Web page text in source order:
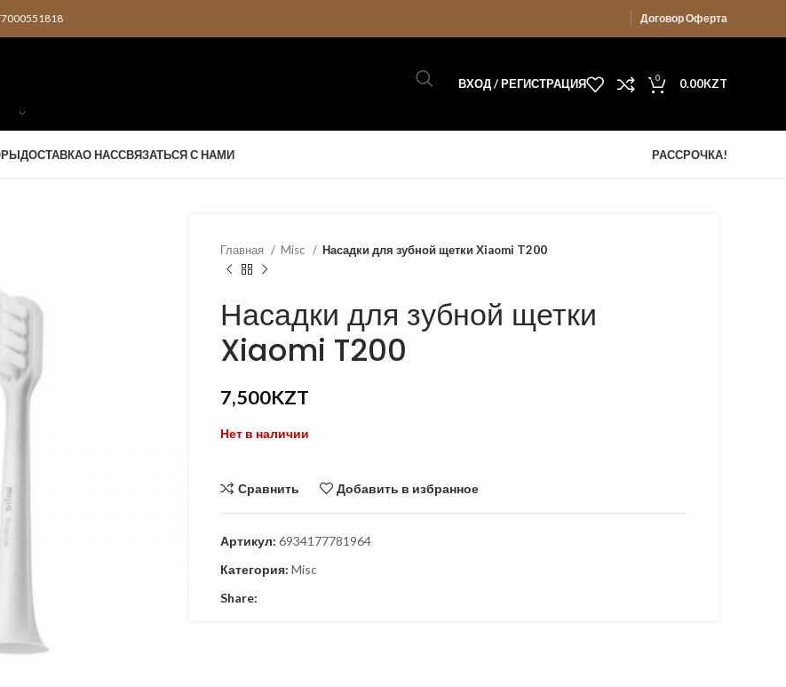
Договор Оферта
ВХОД / РЕГИСТРАЦИЯ 0 0.00KZT
ДОСТАВКАО НАССВЯЗАТЬСЯ С НАМИ РАССРОЧКА!
Главная Misc Насадки для зубной щетки Xiaomi T200
Насадки для зубной щетки
Xiaomi T200
7,500KZT
Нет в наличии
Сравнить Добавить в избранное
Артикул: 6934177781964
Категория: Misc
Share: